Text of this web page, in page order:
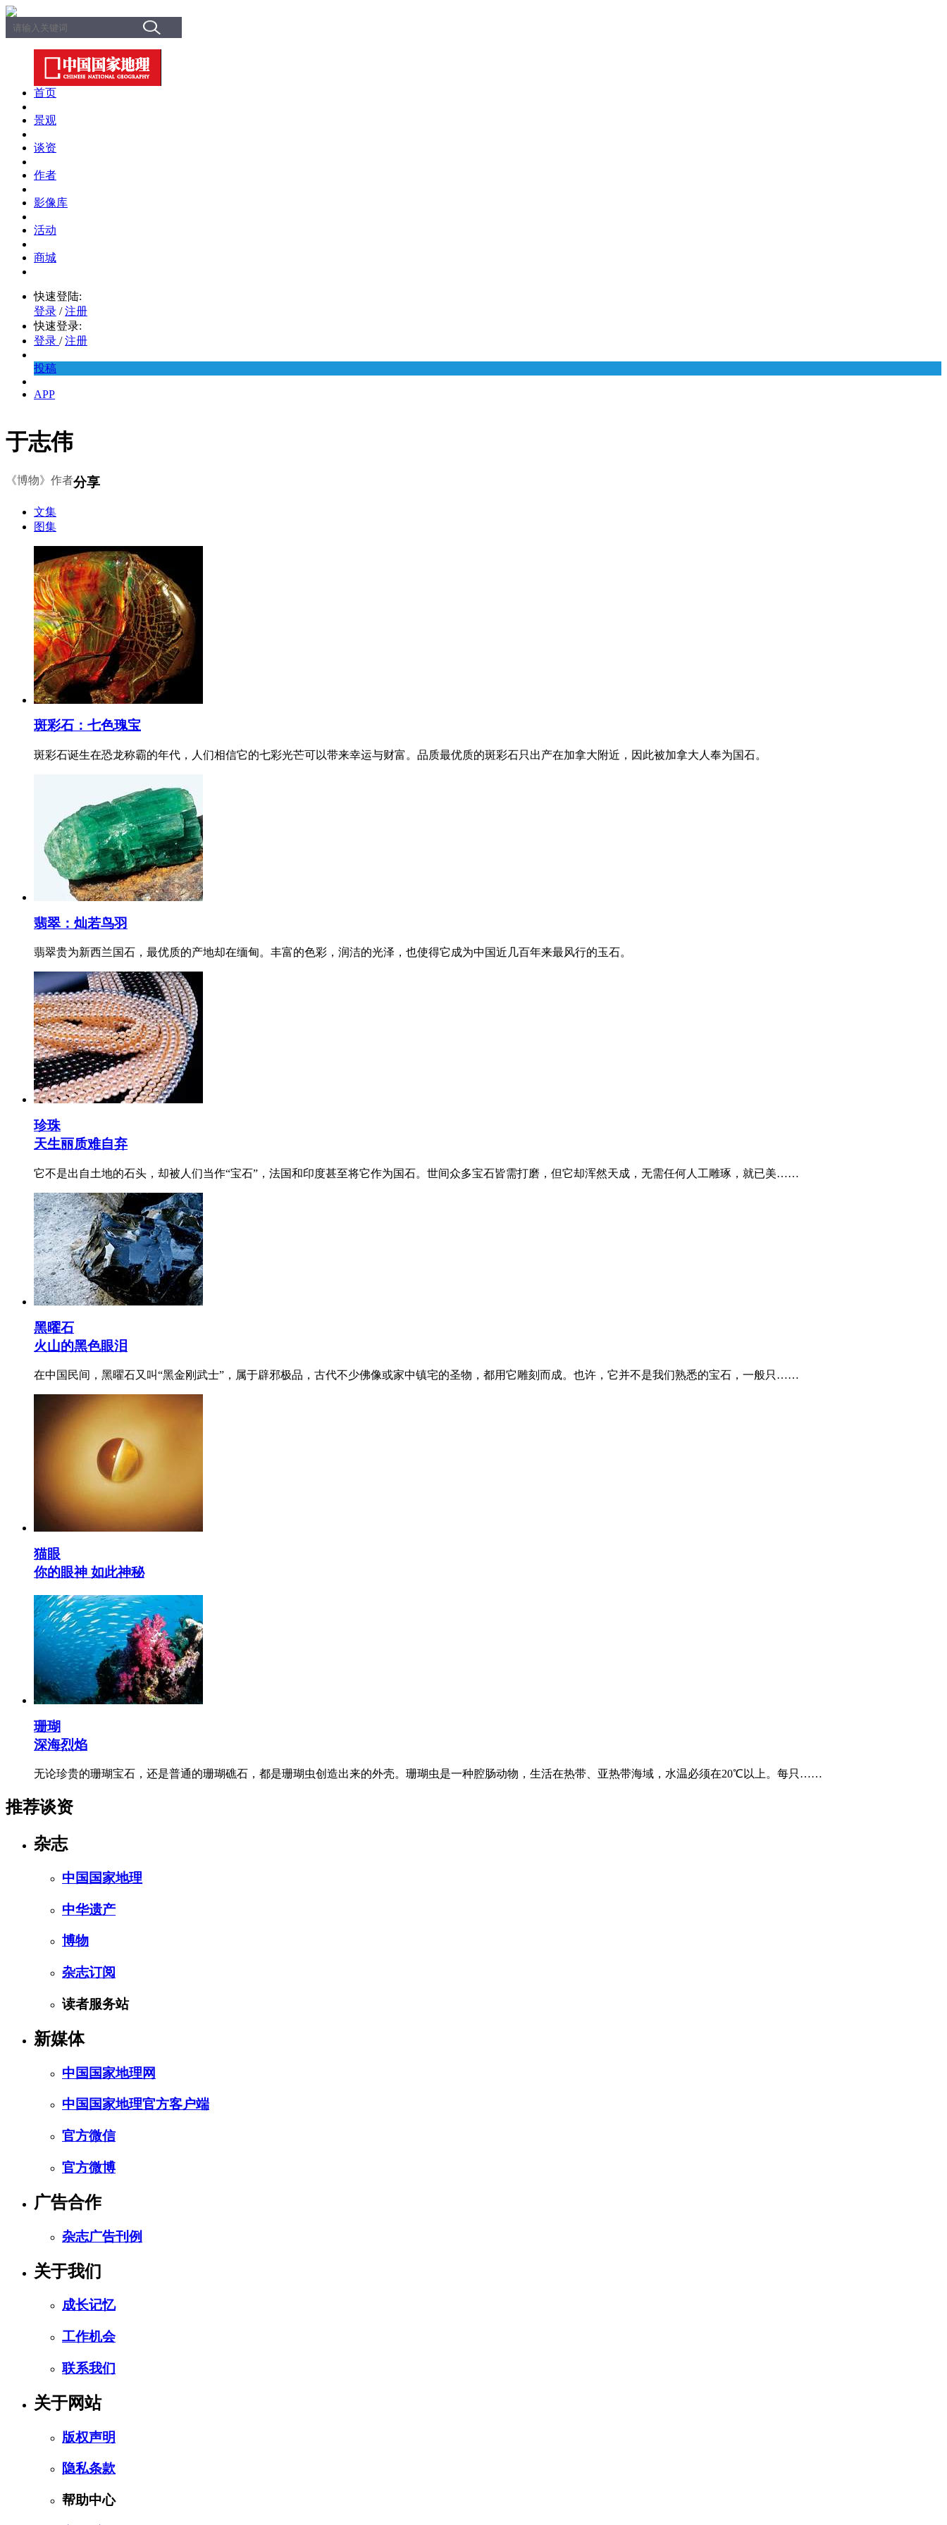
首页
景观
谈资
作者
影像库
活动
商城
快速登陆:
登录 / 注册
快速登录:
登录 / 注册
投稿
APP
于志伟
《博物》作者分享
文集
图集
斑彩石：七色瑰宝
斑彩石诞生在恐龙称霸的年代，人们相信它的七彩光芒可以带来幸运与财富。品质最优质的斑彩石只出产在加拿大附近，因此被加拿大人奉为国石。
翡翠：灿若鸟羽
翡翠贵为新西兰国石，最优质的产地却在缅甸。丰富的色彩，润洁的光泽，也使得它成为中国近几百年来最风行的玉石。
珍珠
天生丽质难自弃
它不是出自土地的石头，却被人们当作“宝石”，法国和印度甚至将它作为国石。世间众多宝石皆需打磨，但它却浑然天成，无需任何人工雕琢，就已美……
黑曜石
火山的黑色眼泪
在中国民间，黑曜石又叫“黑金刚武士”，属于辟邪极品，古代不少佛像或家中镇宅的圣物，都用它雕刻而成。也许，它并不是我们熟悉的宝石，一般只……
猫眼
你的眼神 如此神秘
珊瑚
深海烈焰
无论珍贵的珊瑚宝石，还是普通的珊瑚礁石，都是珊瑚虫创造出来的外壳。珊瑚虫是一种腔肠动物，生活在热带、亚热带海域，水温必须在20℃以上。每只……
推荐谈资
杂志
中国国家地理
中华遗产
博物
杂志订阅
读者服务站
新媒体
中国国家地理网
中国国家地理官方客户端
官方微信
官方微博
广告合作
杂志广告刊例
关于我们
成长记忆
工作机会
联系我们
关于网站
版权声明
隐私条款
帮助中心